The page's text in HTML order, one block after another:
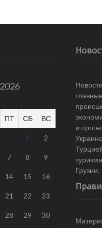
ПТ СБ ВС
1 2
7 8 9
14 15 16
21 22 23
28 29 30
и
Грузии.